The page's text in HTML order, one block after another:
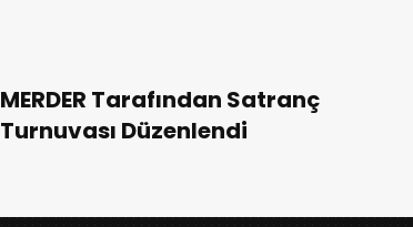
MERDER Tarafından Satranç
Turnuvası Düzenlendi